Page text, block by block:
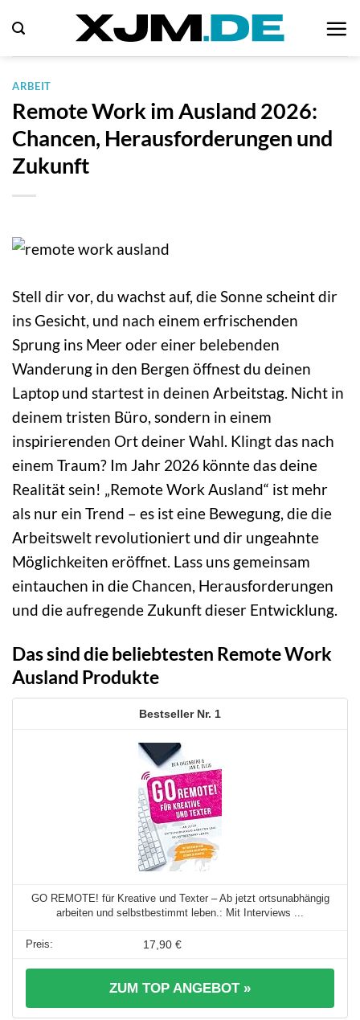
Inhalt
springen
ARBEIT
Remote Work im Ausland 2026:
Chancen, Herausforderungen und
Zukunft
Stell dir vor, du wachst auf, die Sonne scheint dir
ins Gesicht, und nach einem erfrischenden
Sprung ins Meer oder einer belebenden
Wanderung in den Bergen öffnest du deinen
Laptop und startest in deinen Arbeitstag. Nicht in
deinem tristen Büro, sondern in einem
inspirierenden Ort deiner Wahl. Klingt das nach
einem Traum? Im Jahr 2026 könnte das deine
Realität sein! „Remote Work Ausland“ ist mehr
als nur ein Trend – es ist eine Bewegung, die die
Arbeitswelt revolutioniert und dir ungeahnte
Möglichkeiten eröffnet. Lass uns gemeinsam
eintauchen in die Chancen, Herausforderungen
und die aufregende Zukunft dieser Entwicklung.
Das sind die beliebtesten Remote Work
Ausland Produkte
1
GO REMOTE! für Kreative und Texter – Ab jetzt ortsunabhängig
arbeiten und selbstbestimmt leben.: Mit Interviews ...
17,90 €
ZUM TOP ANGEBOT »